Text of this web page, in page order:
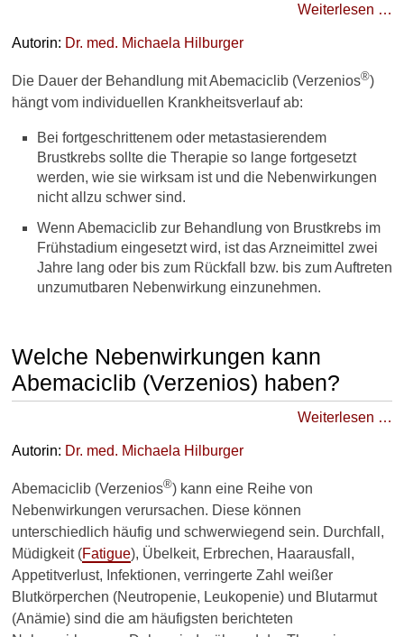
Weiterlesen …
Autorin: Dr. med. Michaela Hilburger
Die Dauer der Behandlung mit Abemaciclib (Verzenios®)
hängt vom individuellen Krankheitsverlauf ab:
Bei fortgeschrittenem oder metastasierendem
Brustkrebs sollte die Therapie so lange fortgesetzt
werden, wie sie wirksam ist und die Nebenwirkungen
nicht allzu schwer sind.
Wenn Abemaciclib zur Behandlung von Brustkrebs im
Frühstadium eingesetzt wird, ist das Arzneimittel zwei
Jahre lang oder bis zum Rückfall bzw. bis zum Auftreten
unzumutbaren Nebenwirkung einzunehmen.
Welche Nebenwirkungen kann
Abemaciclib (Verzenios) haben?
Weiterlesen …
Autorin: Dr. med. Michaela Hilburger
Abemaciclib (Verzenios®) kann eine Reihe von
Nebenwirkungen verursachen. Diese können
unterschiedlich häufig und schwerwiegend sein. Durchfall,
Müdigkeit (Fatigue), Übelkeit, Erbrechen, Haarausfall,
Appetitverlust, Infektionen, verringerte Zahl weißer
Blutkörperchen (Neutropenie, Leukopenie) und Blutarmut
(Anämie) sind die am häufigsten berichteten